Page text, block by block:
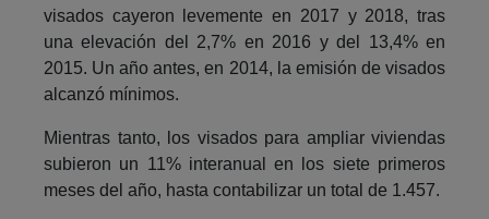
visados cayeron levemente en 2017 y 2018, tras
una elevación del 2,7% en 2016 y del 13,4% en
2015. Un año antes, en 2014, la emisión de visados
alcanzó mínimos.
Mientras tanto, los visados para ampliar viviendas
subieron un 11% interanual en los siete primeros
meses del año, hasta contabilizar un total de 1.457.